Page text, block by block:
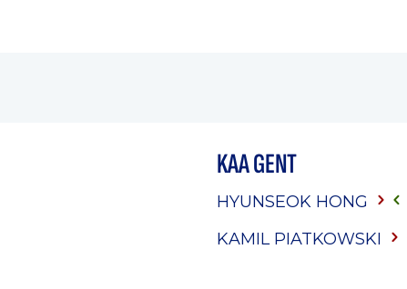
KAA GENT
HYUNSEOK HONG
KAMIL PIATKOWSKI